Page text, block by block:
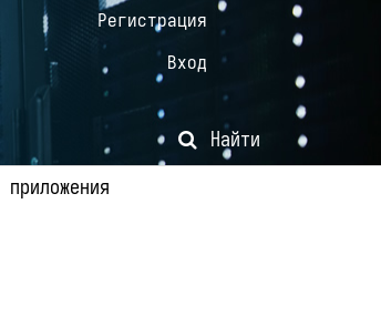
Найти
Регистрация
Вход